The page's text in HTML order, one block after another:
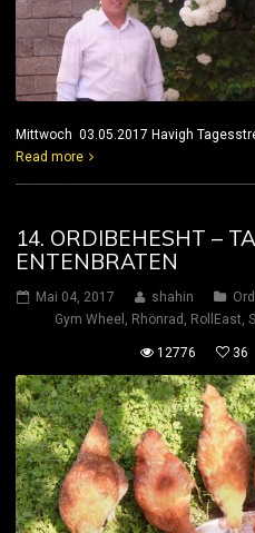
Mittwoch 03.05.2017 Havigh
Read more
14. ORDIBEHESHT –
ENTENBRATEN
Mai 04, 2017 shahin
Gym Wheel
Rhönrad RollEast
12776 36